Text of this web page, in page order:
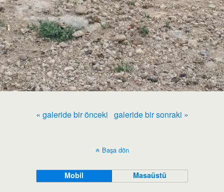
« galeride bir önceki galeride bir sonraki »
Başa dön
Mobil Masaüstü